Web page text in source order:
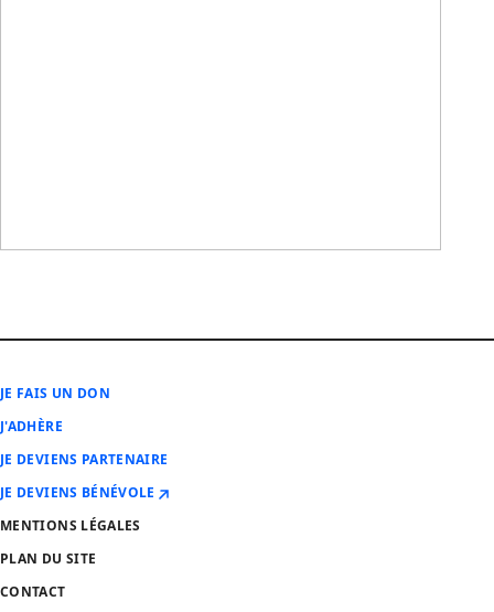
JE FAIS UN DON
J'ADHÈRE
JE DEVIENS PARTENAIRE
JE DEVIENS BÉNÉVOLE
MENTIONS LÉGALES
PLAN DU SITE
CONTACT